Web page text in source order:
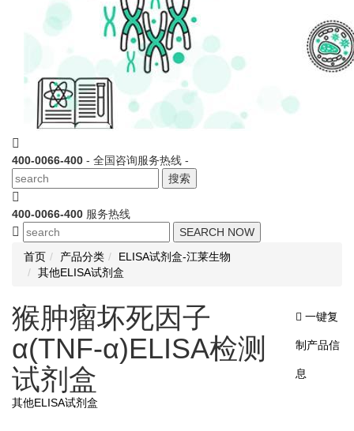
400-0066-400 - 全国咨询服务热线 -
搜索
400-0066-400 服务热线
SEARCH NOW
首页
产品分类
ELISA试剂盒-江莱生物
其他ELISA试剂盒
猴肿瘤坏死因子
α(TNF-α)ELISA检测
试剂盒
一键复
制产品信
息
其他ELISA试剂盒